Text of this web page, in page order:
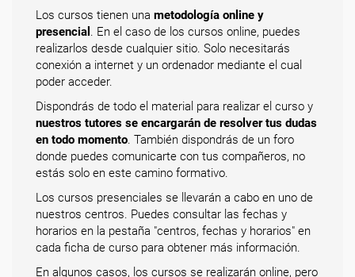
Los cursos tienen una metodología online y
presencial
. En el caso de los cursos online, puedes
realizarlos desde cualquier sitio. Solo necesitarás
conexión a internet y un ordenador mediante el cual
poder acceder.
Dispondrás de todo el material para realizar el curso y
nuestros tutores se encargarán de resolver tus dudas
en todo momento . También dispondrás de un foro
donde puedes comunicarte con tus compañeros, no
estás solo en este camino formativo.
Los cursos presenciales se llevarán a cabo en uno de
nuestros centros. Puedes consultar las fechas y
horarios en la pestaña "centros, fechas y horarios" en
cada ficha de curso para obtener más información.
En algunos casos, los cursos se realizarán online, pero